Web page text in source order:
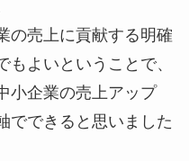
の売上に貢献する明確
よいということで、
小企業の売上アップ
でできると思いました